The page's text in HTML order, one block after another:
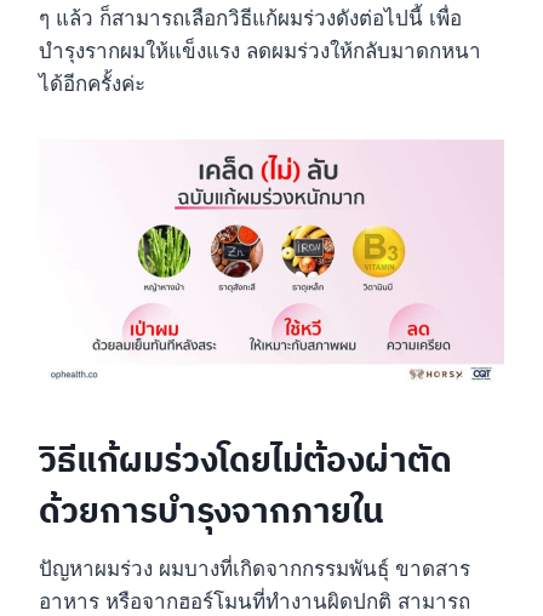
ๆ แล้ว ก็สามารถเลือกวิธีแก้ผมร่วงดังต่อไปนี้ เพื่อ
บำรุงรากผมให้แข็งแรง ลดผมร่วงให้กลับมาดกหนา
ได้อีกครั้งค่ะ
วิธีแก้ผมร่วงโดยไม่ต้องผ่าตัด
ด้วยการบำรุงจากภายใน
ปัญหาผมร่วง ผมบางที่เกิดจากกรรมพันธุ์ ขาดสาร
อาหาร หรือจากฮอร์โมนที่ทำงานผิดปกติ สามารถ